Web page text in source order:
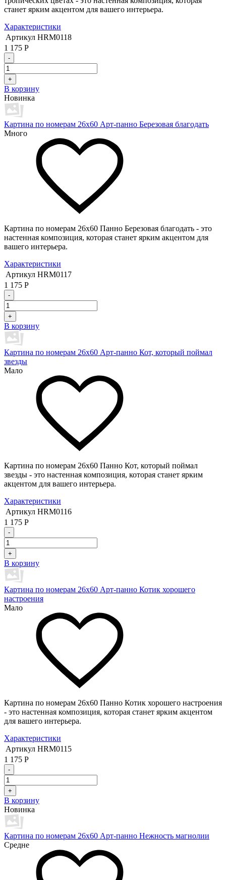
станет ярким акцентом для вашего интерьера.
Характеристики
Артикул HRM0118
1 175 Р
-
+
В корзину
Новинка
Картина по номерам 26х60 Арт-панно Березовая благодать
Много
Картина по номерам 26х60 Панно Березовая благодать - это
настенная композиция, которая станет ярким акцентом для
вашего интерьера.
Характеристики
Артикул HRM0117
1 175 Р
-
+
В корзину
Картина по номерам 26х60 Арт-панно Кот, который поймал
звезды
Мало
Картина по номерам 26х60 Панно Кот, который поймал
звезды - это настенная композиция, которая станет ярким
акцентом для вашего интерьера.
Характеристики
Артикул HRM0116
1 175 Р
-
+
В корзину
Картина по номерам 26х60 Арт-панно Котик хорошего
настроения
Мало
Картина по номерам 26х60 Панно Котик хорошего настроения
- это настенная композиция, которая станет ярким акцентом
для вашего интерьера.
Характеристики
Артикул HRM0115
1 175 Р
-
+
В корзину
Новинка
Картина по номерам 26х60 Арт-панно Нежность магнолии
Средне